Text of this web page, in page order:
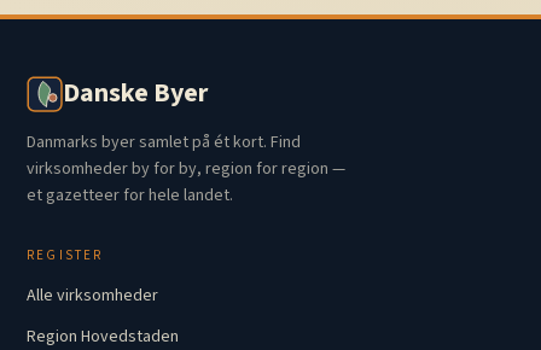
Danske Byer
Danmarks byer samlet på ét kort. Find
virksomheder by for by, region for region —
et gazetteer for hele landet.
REGISTER
Alle virksomheder
Region Hovedstaden